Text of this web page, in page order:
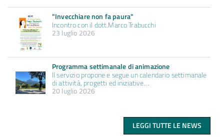
"Invecchiare non fa paura"
Incontro con il dott.Marco Trabucchi
23 luglio 2026
Programma settimanale di animazione
Il servizio propone e segue un calendario settimanale
di attività, progetti ed iniziative…
20 luglio 2026
LEGGI TUTTE LE NEWS